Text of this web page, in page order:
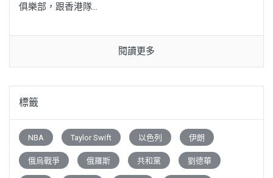
俱樂部，跟香港隊...
閱讀更多
標籤
NBA Taylor Swift 以色列 伊朗
俄烏戰爭 俄羅斯 共和黨 劉德華